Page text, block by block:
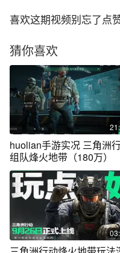
喜欢这期视频别忘了点
猜你喜欢
huolian手游实况 三角洲
组队烽火地带（180万）